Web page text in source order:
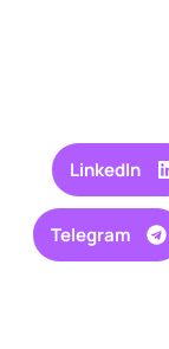
LinkedIn
Telegram